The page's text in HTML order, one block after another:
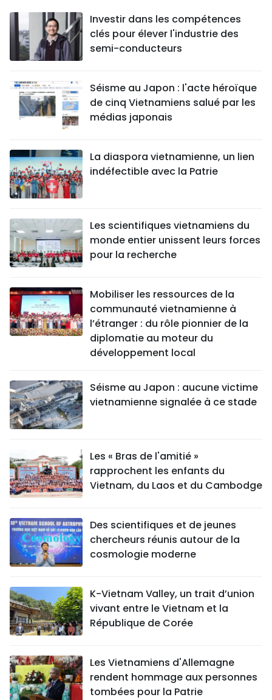
Investir dans les compétences
clés pour élever l'industrie des
semi-conducteurs
Séisme au Japon : l'acte héroïque
de cinq Vietnamiens salué par les
médias japonais
La diaspora vietnamienne, un lien
indéfectible avec la Patrie
Les scientifiques vietnamiens du
monde entier unissent leurs forces
pour la recherche
Mobiliser les ressources de la
communauté vietnamienne à
l’étranger : du rôle pionnier de la
diplomatie au moteur du
développement local
Séisme au Japon : aucune victime
vietnamienne signalée à ce stade
Les « Bras de l'amitié »
rapprochent les enfants du
Vietnam, du Laos et du Cambodge
Des scientifiques et de jeunes
chercheurs réunis autour de la
cosmologie moderne
K-Vietnam Valley, un trait d’union
vivant entre le Vietnam et la
République de Corée
Les Vietnamiens d'Allemagne
rendent hommage aux personnes
tombées pour la Patrie